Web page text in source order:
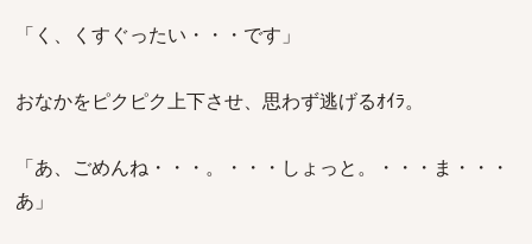
「く、くすぐったい・・・です」
おなかをピクピク上下させ、思わず逃げるｵｲﾗ。
「あ、ごめんね・・・。・・・しょっと。・・・ま・・・
あ」